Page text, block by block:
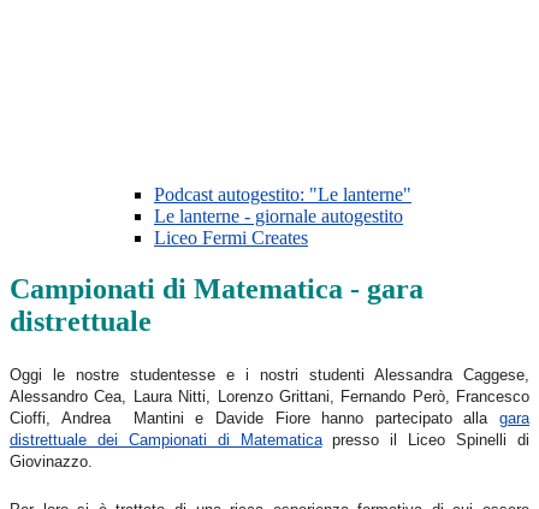
Podcast autogestito: "Le lanterne"
Le lanterne - giornale autogestito
Liceo Fermi Creates
Campionati di Matematica - gara
distrettuale
Oggi le nostre studentesse e i nostri studenti Alessandra Caggese,
Alessandro Cea, Laura Nitti, Lorenzo Grittani, Fernando Però, Francesco
Cioffi, Andrea Mantini e Davide Fiore hanno partecipato alla gara
distrettuale dei Campionati di Matematicapresso il Liceo Spinelli di
Giovinazzo.